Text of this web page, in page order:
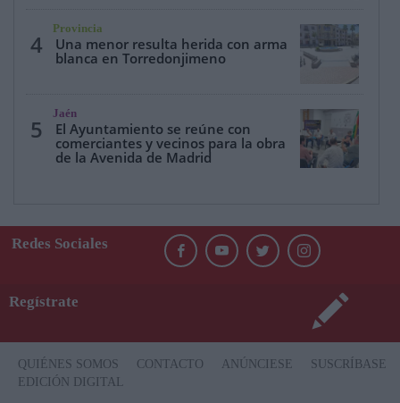
4
Provincia
Una menor resulta herida con arma
blanca en Torredonjimeno
5
Jaén
El Ayuntamiento se reúne con
comerciantes y vecinos para la obra
de la Avenida de Madrid
Redes Sociales
Regístrate
QUIÉNES SOMOS CONTACTO ANÚNCIESE
SUSCRÍBASE
EDICIÓN DIGITAL